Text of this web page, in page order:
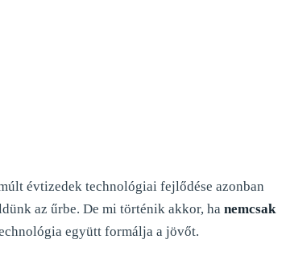
évtizedek technológiai fejlődése azonban
az űrbe. De mi történik akkor, ha nemcsak
együtt formálja a jövőt.